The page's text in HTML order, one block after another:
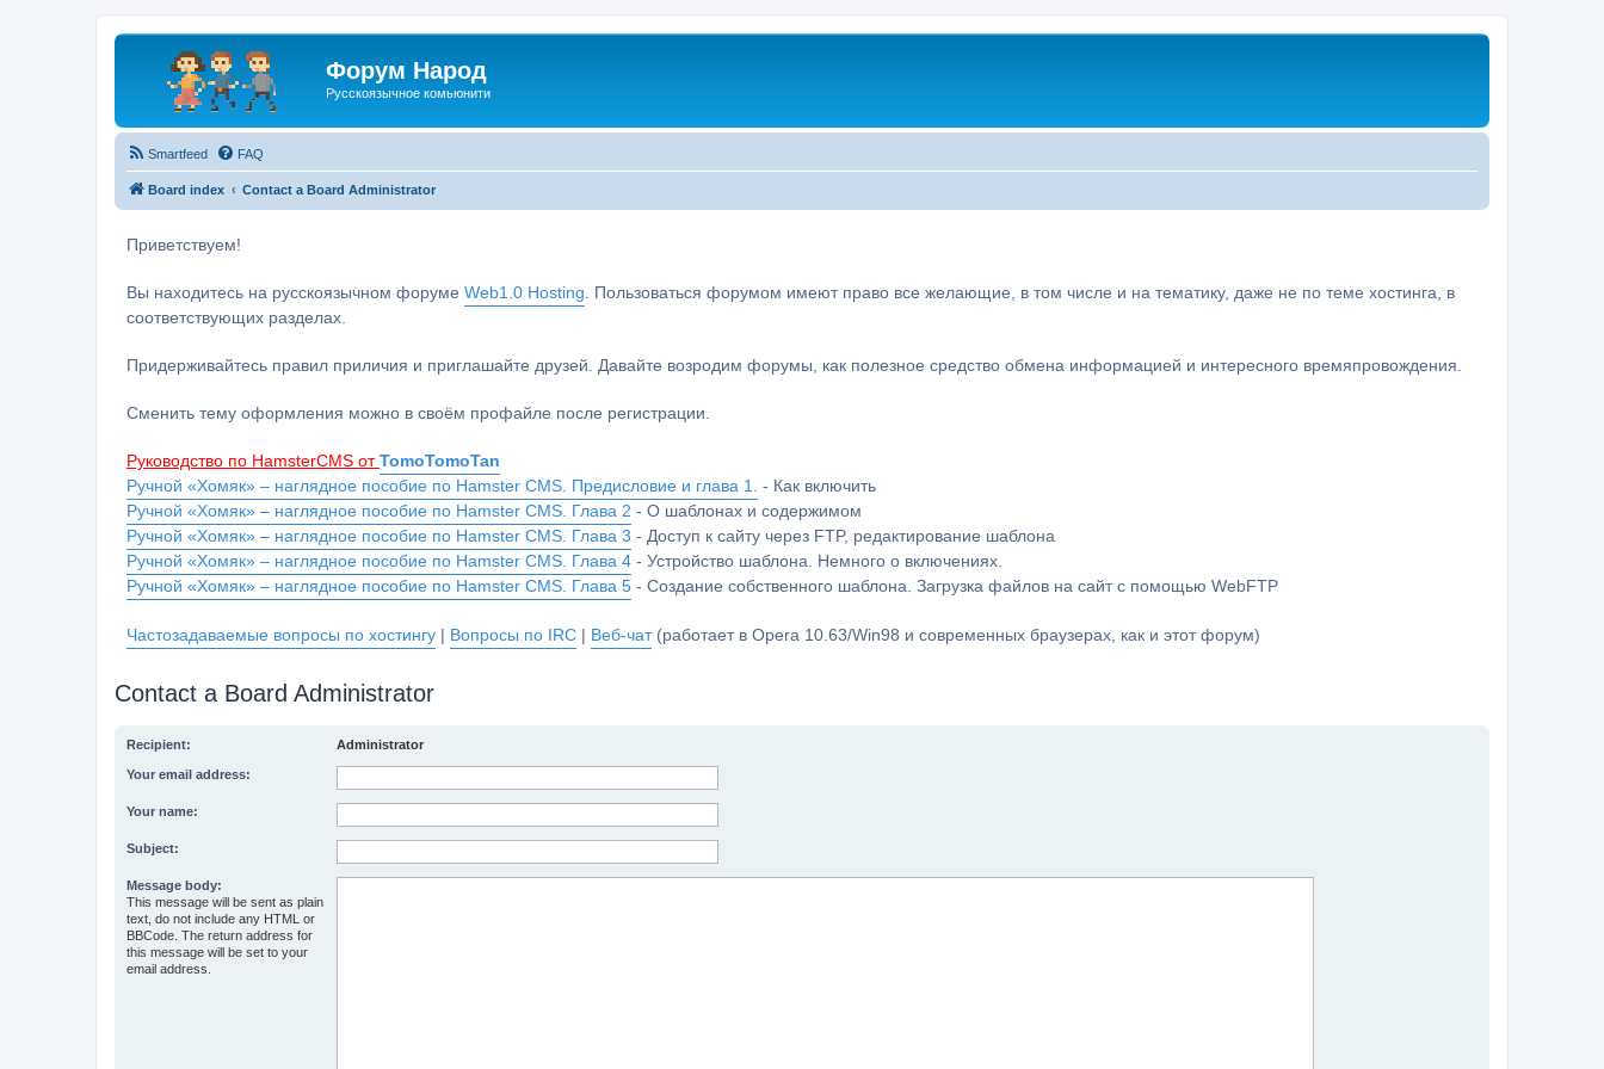
Форум Народ
Русскоязычное комьюнити
Smartfeed FAQ
Board index Contact a Board Administrator
Приветствуем!
Вы находитесь на русскоязычном форуме Web1.0 Hosting . Пользоваться форумом имеют право все желающие, в том числе и на тематику, даже не по теме хостинга, в
соответствующих разделах.
Придерживайтесь правил приличия и приглашайте друзей. Давайте возродим форумы, как полезное средство обмена информацией и интересного времяпровождения.
Сменить тему оформления можно в своём профайле после регистрации.
Руководство по HamsterCMS от TomoTomoTan
Ручной «Хомяк» – наглядное пособие по Hamster CMS. Предисловие и глава 1.
- Как включить
Ручной «Хомяк» – наглядное пособие по Hamster CMS. Глава 2 - О шаблонах и содержимом
Ручной «Хомяк» – наглядное пособие по Hamster CMS. Глава 3 - Доступ к сайту через FTP, редактирование шаблона
Ручной «Хомяк» – наглядное пособие по Hamster CMS. Глава 4 - Устройство шаблона. Немного о включениях.
Ручной «Хомяк» – наглядное пособие по Hamster CMS. Глава 5 - Создание собственного шаблона. Загрузка файлов на сайт с помощью WebFTP
Частозадаваемые вопросы по хостингу | Вопросы по IRC | Веб-чат(работает в Opera 10.63/Win98 и современных браузерах, как и этот форум)
Contact a Board Administrator
Recipient: Administrator
Your email address:
Your name:
Subject:
Message body:
This message will be sent as plain
text, do not include any HTML or
BBCode. The return address for
this message will be set to your
email address.